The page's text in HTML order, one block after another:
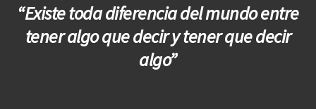
“Existe toda diferencia del mundo entre
tener algo que decir y tener que decir
algo”